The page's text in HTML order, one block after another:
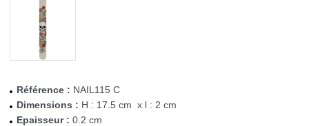
Référence : NAIL115 C
Dimensions : H : 17.5 cm x l : 2 cm
Epaisseur : 0.2 cm